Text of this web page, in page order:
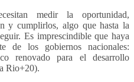
medir la oportunidad,
y cumplirlos, algo que hasta la
Es imprescindible que haya
de los gobiernos nacionales:
renovado para el desarrollo
Rio+20).